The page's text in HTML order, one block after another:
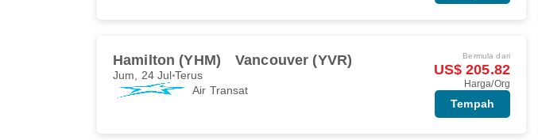
Hamilton (YHM) Vancouver (YVR)
Jum, 24 Jul Terus
Air Transat
Bermula dari
US$ 205.82
Harga/Org
Tempah